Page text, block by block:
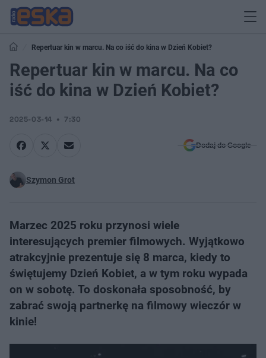
Repertuar kin w marcu. Na co iść do kina w Dzień Kobiet?
Repertuar kin w marcu. Na co
iść do kina w Dzień Kobiet?
2025-03-14 7:30
Dodaj do Google
Szymon Grot
Marzec 2025 roku przynosi wiele
interesujących premier filmowych. Wyjątkowo
atrakcyjnie prezentuje się 8 marca, kiedy to
świętujemy Dzień Kobiet, a w tym roku wypada
on w sobotę. To doskonała sposobność, by
zabrać swoją partnerkę na filmowy wieczór w
kinie!